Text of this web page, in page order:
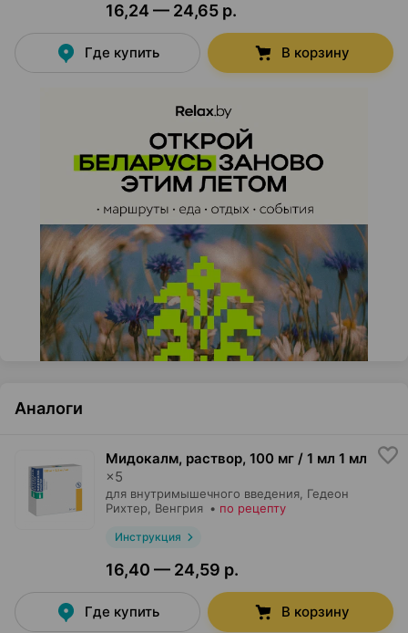
16,24 — 24,65 р.
Где купить В корзину
Аналоги
Мидокалм, раствор, 100 мг / 1 мл 1 мл
×5
для внутримышечного введения, Гедеон
Рихтер , Венгрия • по рецепту
Инструкция
16,40 — 24,59 р.
Где купить В корзину